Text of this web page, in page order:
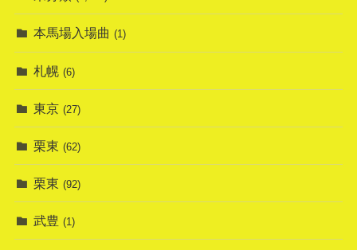
本馬場入場曲 (1)
札幌 (6)
東京 (27)
栗東 (62)
栗東 (92)
武豊 (1)